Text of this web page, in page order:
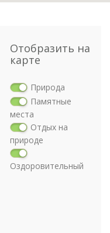
Отобразить на
карте
Природа
Памятные
места
Отдых на
природе
Оздоровительный